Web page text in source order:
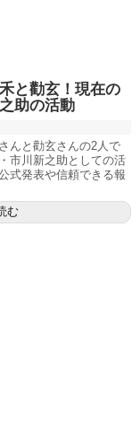
と勸玄！現在の
助の活動
んと勸玄さんの2人で
市川新之助としての活
式発表や信頼できる報
む